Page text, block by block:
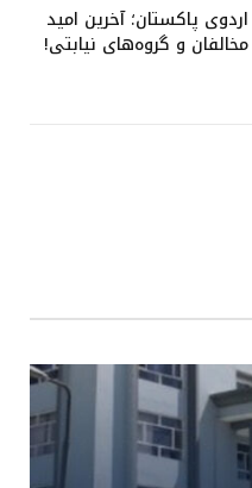
اردوی پاکستان؛ آخرین امید
مخالفان و گروه‌های نیابتی!